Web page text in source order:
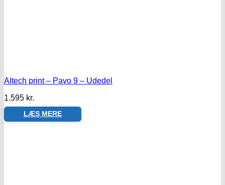
Altech print – Pavo 9 – Udedel
1.595 kr.
LÆS MERE